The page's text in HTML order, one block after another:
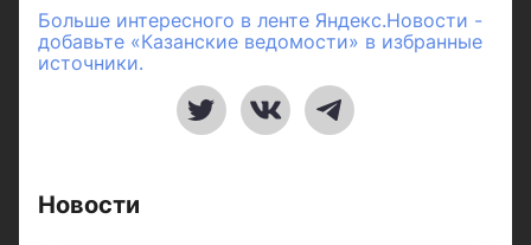
Больше интересного в ленте Яндекс.Новости -
добавьте «Казанские ведомости» в избранные
источники.
Новости